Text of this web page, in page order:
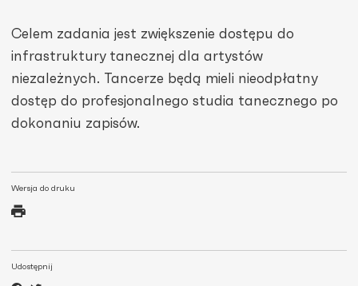
Wersja do druku
Udostępnij
Celem zadania jest zwiększenie dostępu do
infrastruktury tanecznej dla artystów
niezależnych. Tancerze będą mieli nieodpłatny
dostęp do profesjonalnego studia tanecznego po
dokonaniu zapisów.